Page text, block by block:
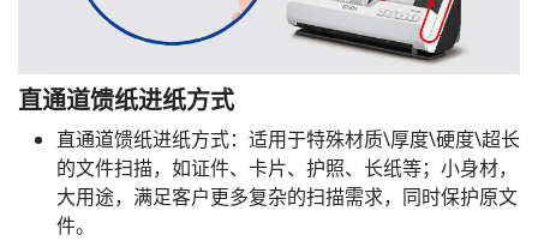
直通道馈纸进纸方式
直通道馈纸进纸方式：适用于特殊材质\厚度\硬度\超长
的文件扫描，如证件、卡片、护照、长纸等；小身材，
大用途，满足客户更多复杂的扫描需求，同时保护原文
件。